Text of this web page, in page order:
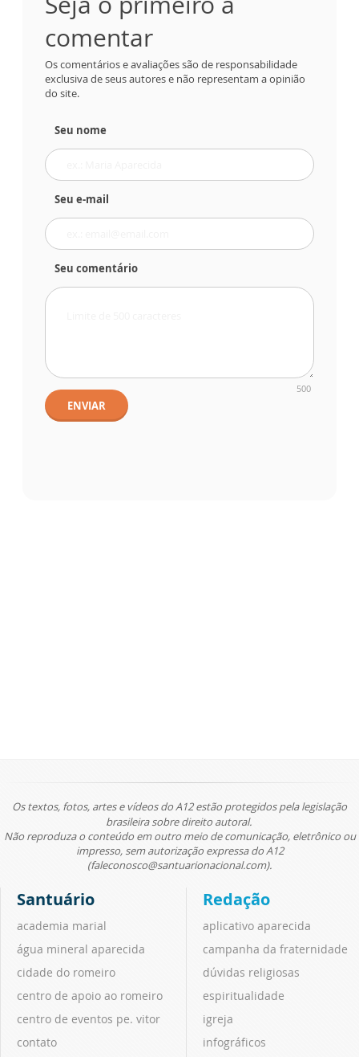
comentar
Os comentários e avaliações são de responsabilidade
exclusiva de seus autores e não representam a opinião
do site.
Seu nome
Seu e-mail
Seu comentário
500
ENVIAR
Os textos, fotos, artes e vídeos do A12 estão protegidos pela legislação
brasileira sobre direito autoral.
Não reproduza o conteúdo em outro meio de comunicação, eletrônico ou
impresso, sem autorização expressa do A12
(faleconosco@santuarionacional.com).
Santuário
academia marial
água mineral aparecida
cidade do romeiro
centro de apoio ao romeiro
centro de eventos pe. vitor
contato
Redação
aplicativo aparecida
campanha da fraternidade
dúvidas religiosas
espiritualidade
igreja
infográficos